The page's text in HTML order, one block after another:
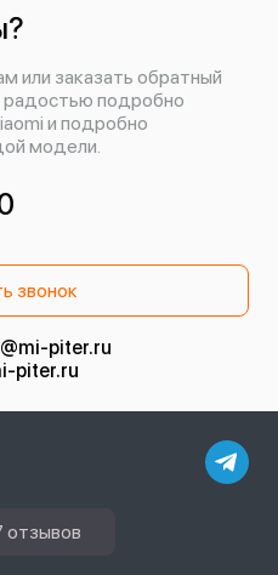
или заказать обратный
подробно
и подробно
модели.
звонок
piter.ru
piter.ru
отзывов